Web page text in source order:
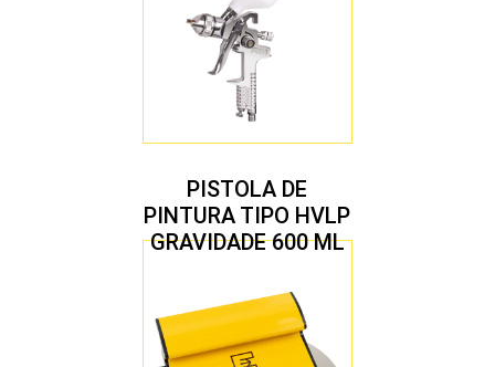
PISTOLA DE
PINTURA TIPO HVLP
GRAVIDADE 600 ML
1,7 MM